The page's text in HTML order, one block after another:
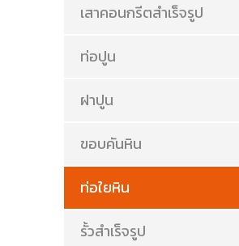
เสาคอนกรีตสำเร็จรูป
ท่อปูน
ฝาปูน
ขอบคันหิน
ท่อใยหิน
รั้วสำเร็จรูป